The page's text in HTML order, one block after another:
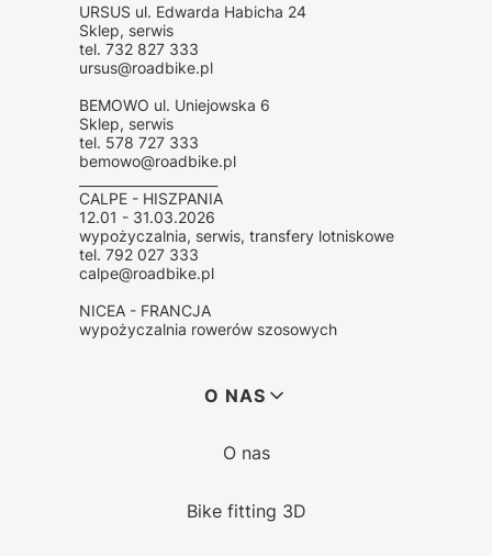
URSUS ul. Edwarda Habicha 24
Sklep, serwis
tel. 732 827 333
ursus@roadbike.pl
BEMOWO ul. Uniejowska 6
Sklep, serwis
tel. 578 727 333
bemowo@roadbike.pl
CALPE - HISZPANIA
12.01 - 31.03.2026
wypożyczalnia, serwis, transfery lotniskowe
tel. 792 027 333
calpe@roadbike.pl
NICEA - FRANCJA
wypożyczalnia rowerów szosowych
O NAS
O nas
Bike fitting 3D